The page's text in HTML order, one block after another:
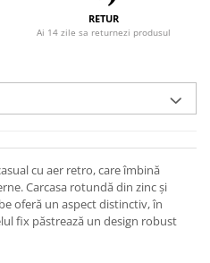
RETUR
Ai 14 zile sa returnezi produsul
cu aer retro, care îmbină
Carcasa rotundă din zinc și
oferă un aspect distinctiv, în
fix păstrează un design robust